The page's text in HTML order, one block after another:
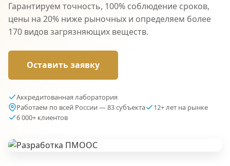
Гарантируем точность, 100% соблюдение сроков,
цены на 20% ниже рыночных и определяем более
170 видов загрязняющих веществ.
Оставить заявку
Аккредитованная лаборатория
Работаем по всей России — 83 субъекта
12+ лет на рынке
6 000+ клиентов